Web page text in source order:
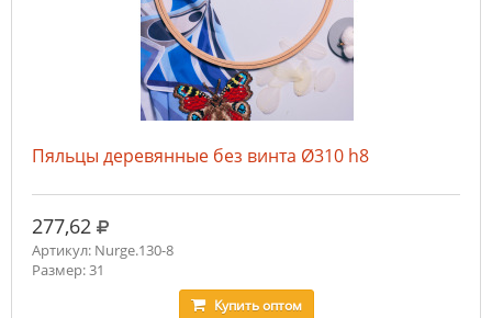
Пяльцы деревянные без винта Ø310 h8
277,62 руб.
Артикул: Nurge.130-8
Размер: 31
Купитьоптом